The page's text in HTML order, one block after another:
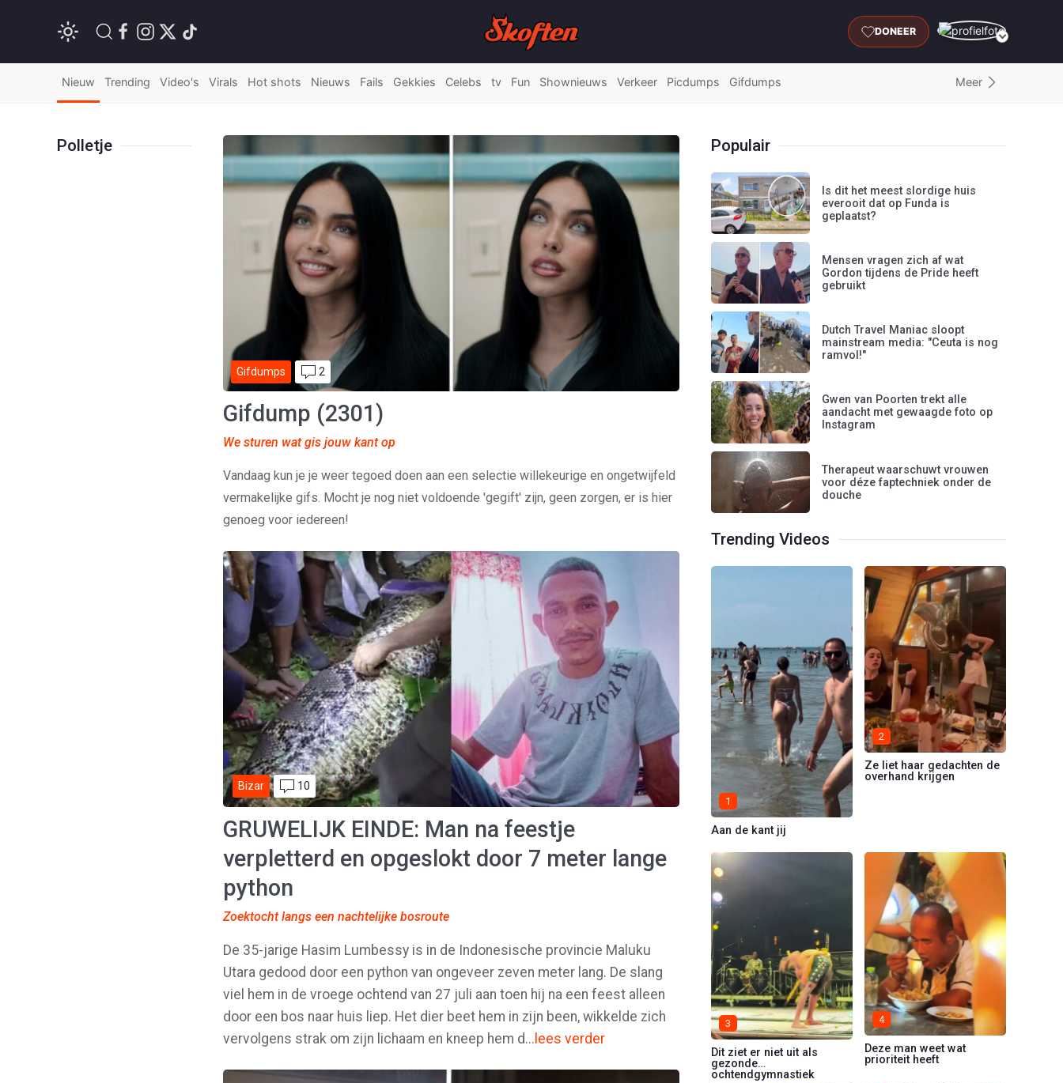
DONEER
Nieuw Trending Video's Virals Hot shots Nieuws Fails Gekkies Celebs tv Fun Shownieuws Verkeer Picdumps Gifdumps Meer
Polletje
Gifdumps 2
Gifdump (2301)
We sturen wat gis jouw kant op
Vandaag kun je je weer tegoed doen aan een selectie willekeurige en ongetwijfeld
vermakelijke gifs. Mocht je nog niet voldoende 'gegift' zijn, geen zorgen, er is hier
genoeg voor iedereen!
Bizar 10
GRUWELIJK EINDE: Man na feestje
verpletterd en opgeslokt door 7 meter lange
python
Zoektocht langs een nachtelijke bosroute
De 35-jarige Hasim Lumbessy is in de Indonesische provincie Maluku
Utara gedood door een python van ongeveer zeven meter lang. De slang
viel hem in de vroege ochtend van 27 juli aan toen hij na een feest alleen
door een bos naar huis liep. Het dier beet hem in zijn been, wikkelde zich
vervolgens strak om zijn lichaam en kneep hem d... lees verder
Populair
Is dit het meest slordige huis
everooit dat op Funda is
geplaatst?
Mensen vragen zich af wat
Gordon tijdens de Pride heeft
gebruikt
Dutch Travel Maniac sloopt
mainstream media: "Ceuta is nog
ramvol!"
Gwen van Poorten trekt alle
aandacht met gewaagde foto op
Instagram
Therapeut waarschuwt vrouwen
voor déze faptechniek onder de
douche
Trending Videos
1
Aan de kant jij
2
Ze liet haar gedachten de
overhand krijgen
3
Dit ziet er niet uit als
gezonde
ochtendgymnastiek
4
Deze man weet wat
prioriteit heeft